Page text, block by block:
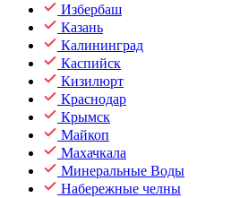
Избербаш
Казань
Калининград
Каспийск
Кизилюрт
Краснодар
Крымск
Майкоп
Махачкала
Минеральные Воды
Набережные челны